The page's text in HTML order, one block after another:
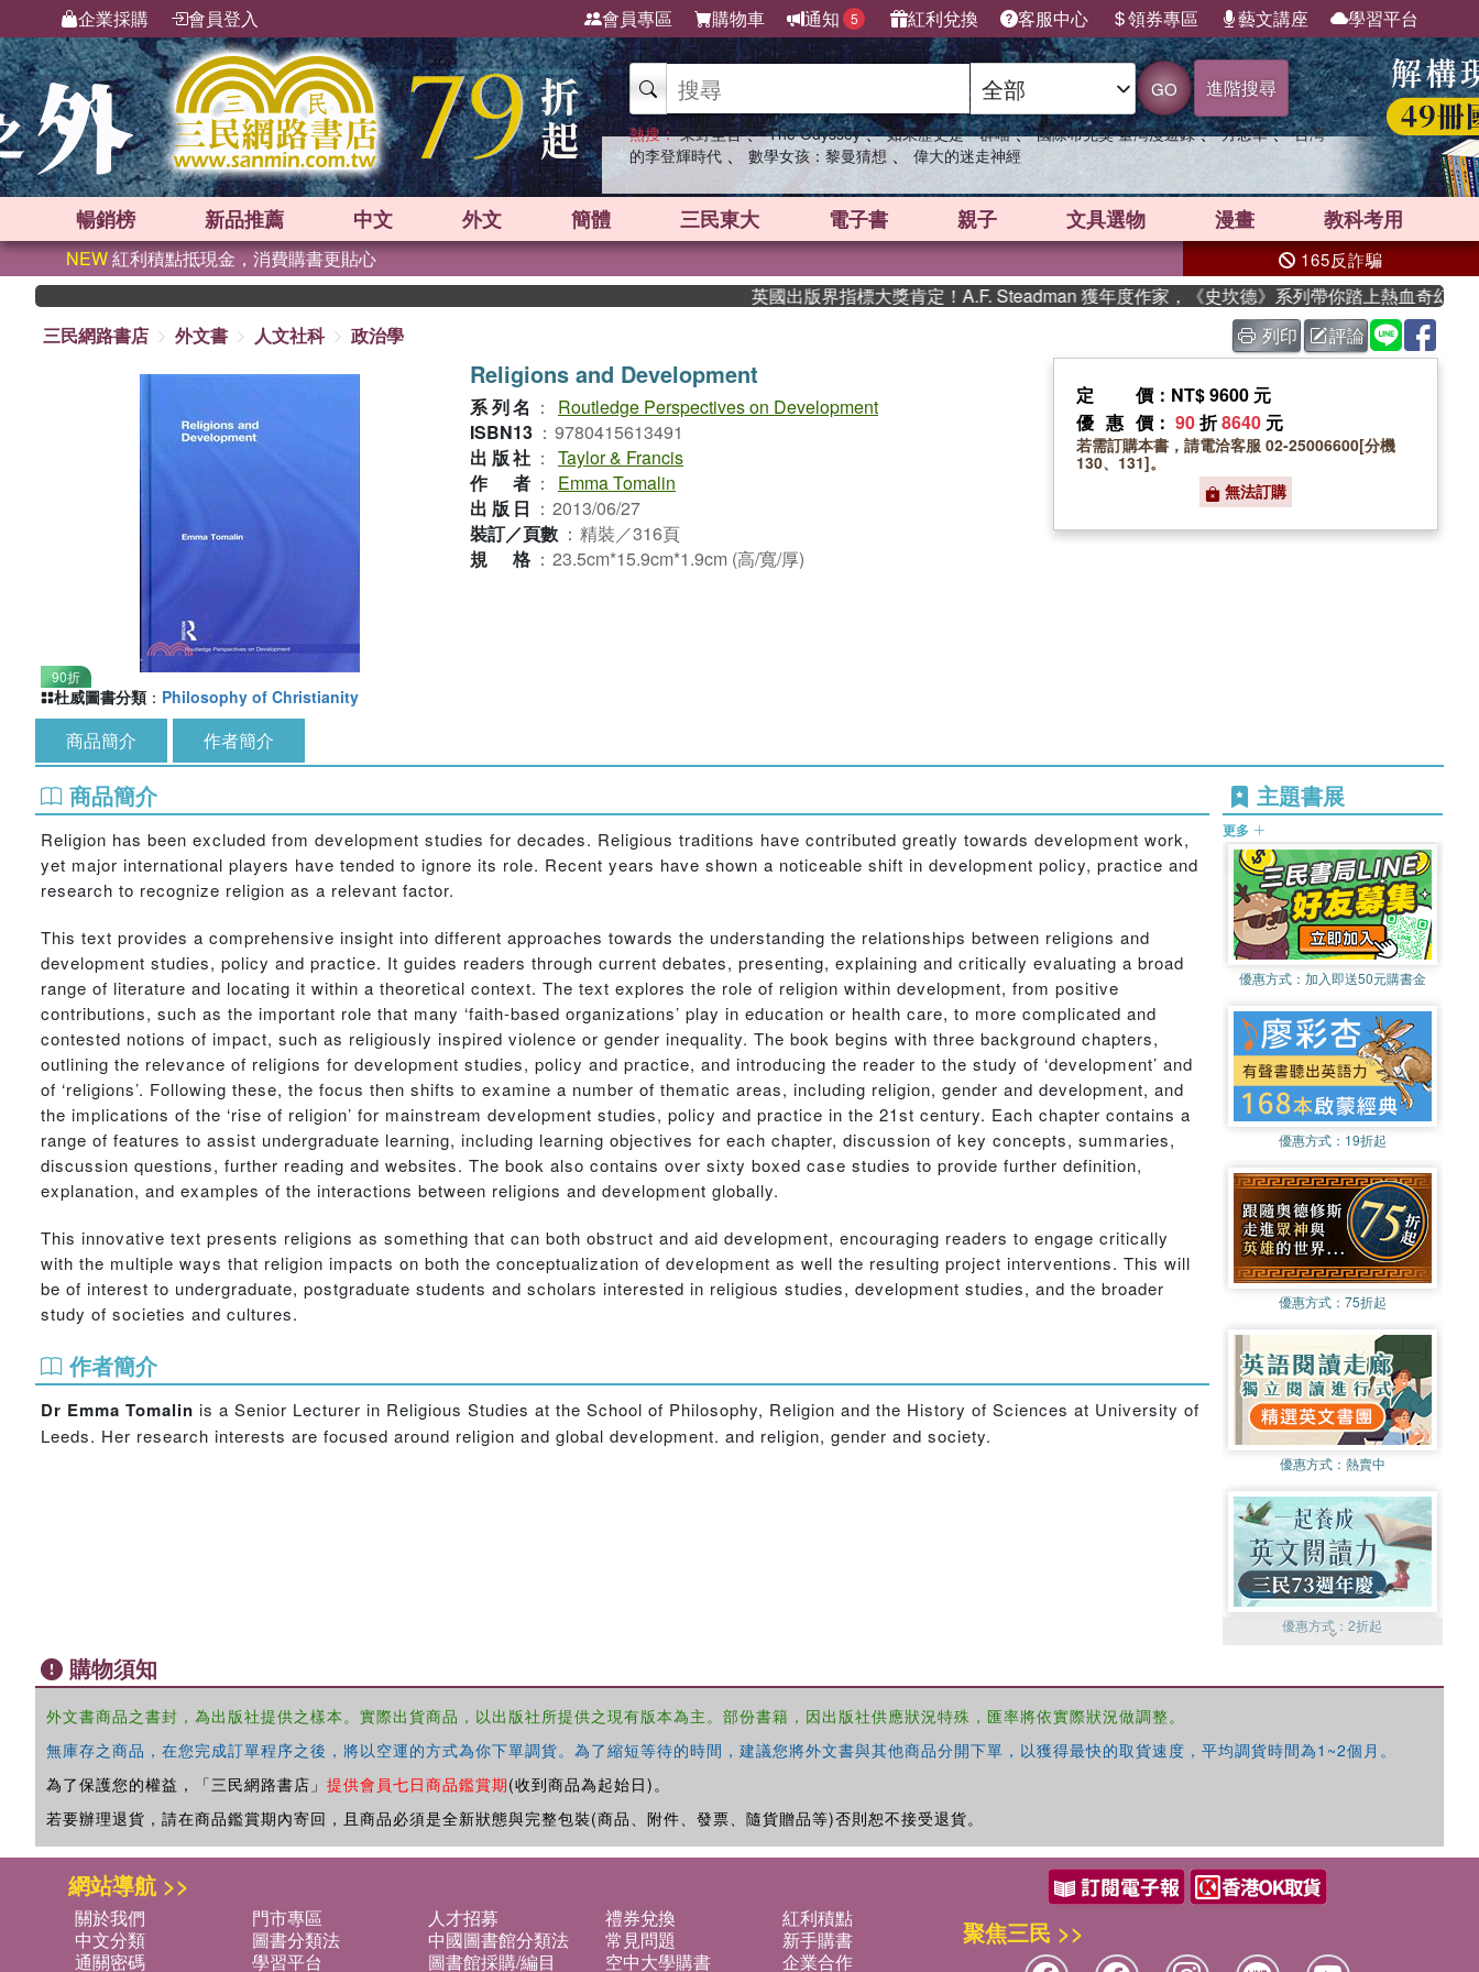
企業採購 會員登入 會員專區 購物車 通知 5 紅利兌換 客服中心 領券專區 藝文講座 學習平台
GO 進階搜尋
熱搜： 東野圭吾 、 The Odyssey 、 如果歷史是一群喵 、 國際布克獎 臺灣漫遊錄 、 方念華 、 台灣
的李登輝時代 、 數學女孩：黎曼猜想 、 偉大的迷走神經
暢銷榜 新品推薦 中文 外文 簡體 三民東大 電子書 親子 文具選物 漫畫 教科考用
NEW紅利積點抵現金，消費購書更貼心 165反詐騙
英國出版界指標大獎肯定！A.F. Steadman 獲年度作家，《史坎德》系列帶你踏上熱血奇幻旅程
三民網路書店
外文書 人文社科 政治學 列印 評論
90折
Religions and Development
系列名 ：
Routledge Perspectives on Development
ISBN13 ： 9780415613491
出版社 ： Taylor & Francis
作者 ：
Emma Tomalin
出版日 ： 2013/06/27
裝訂／頁數 ： 精裝／316頁
規格 ： 23.5cm*15.9cm*1.9cm (高/寬/厚)
定價 ：NT$ 9600 元
優惠價 ： 90折8640 元
若需訂購本書，請電洽客服 02-25006600[分機
130、131]。
無法訂購
杜威圖書分類 ： Philosophy of Christianity
商品簡介 作者簡介
商品簡介
Religion has been excluded from development studies for decades. Religious traditions have contributed greatly towards development work,
yet major international players have tended to ignore its role. Recent years have shown a noticeable shift in development policy, practice and
research to recognize religion as a relevant factor.
This text provides a comprehensive insight into different approaches towards the understanding the relationships between religions and
development studies, policy and practice. It guides readers through current debates, presenting, explaining and critically evaluating a broad
range of literature and locating it within a theoretical context. The text explores the role of religion within development, from positive
contributions, such as the important role that many ‘faith-based organizations’ play in education or health care, to more complicated and
contested notions of impact, such as religiously inspired violence or gender inequality. The book begins with three background chapters,
outlining the relevance of religions for development studies, policy and practice, and introducing the reader to the study of ‘development’ and
of ‘religions’. Following these, the focus then shifts to examine a number of thematic areas, including religion, gender and development, and
the implications of the ‘rise of religion’ for mainstream development studies, policy and practice in the 21st century. Each chapter contains a
range of features to assist undergraduate learning, including learning objectives for each chapter, discussion of key concepts, summaries,
discussion questions, further reading and websites. The book also contains over sixty boxed case studies to provide further definition,
explanation, and examples of the interactions between religions and development globally.
This innovative text presents religions as something that can both obstruct and aid development, encouraging readers to engage critically
with the multiple ways that religion impacts on both the conceptualization of development as well the resulting project interventions. This will
be of interest to undergraduate, postgraduate students and scholars interested in religious studies, development studies, and the broader
study of societies and cultures.
作者簡介
Dr Emma Tomalin is a Senior Lecturer in Religious Studies at the School of Philosophy, Religion and the History of Sciences at University of
Leeds. Her research interests are focused around religion and global development. and religion, gender and society.
主題書展
更多
優惠方式： 加入即送50元購書金
優惠方式： 19折起
優惠方式： 75折起
優惠方式： 熱賣中
優惠方式：2折起
購物須知
外文書商品之書封，為出版社提供之樣本。實際出貨商品，以出版社所提供之現有版本為主。部份書籍，因出版社供應狀況特殊，匯率將依實際狀況做調整。
無庫存之商品，在您完成訂單程序之後，將以空運的方式為你下單調貨。為了縮短等待的時間，建議您將外文書與其他商品分開下單，以獲得最快的取貨速度，平均調貨時間為1~2個月。
為了保護您的權益，「三民網路書店」 提供會員七日商品鑑賞期(收到商品為起始日)。
若要辦理退貨，請在商品鑑賞期內寄回，且商品必須是全新狀態與完整包裝(商品、附件、發票、隨貨贈品等)否則恕不接受退貨。
網站導航 >>
關於我們 門市專區 人才招募 禮券兌換
紅利積點
中文分類
圖書分類法 中國圖書館分類法 常見問題
新手購書
通關密碼
學習平台 圖書館採購/編目 空中大學購書
企業合作
聚焦三民 >>